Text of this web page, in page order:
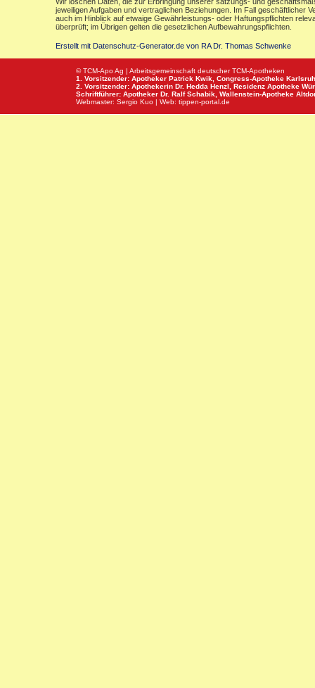
jeweiligen Aufgaben und vertraglichen Beziehungen. Im Fall geschäftlicher
auch im Hinblick auf etwaige Gewährleistungs- oder Haftungspflichten
überprüft; im Übrigen gelten die gesetzlichen Aufbewahrungspflichten.
Erstellt mit Datenschutz-Generator.de von RA Dr. Thomas Schwenke
© TCM-Apo Ag | Arbeitsgemeinschaft deutscher TCM-Apotheken
1. Vorsitzender: Apotheker Patrick Kwik, Congress-Apotheke
2. Vorsitzender: Apothekerin Dr. Hedda Henzl, Residenz Apotheke
Schriftführer: Apotheker Dr. Ralf Schabik, Wallenstein-Apotheke
Webmaster: Sergio Kuo | Web: tippen-portal.de